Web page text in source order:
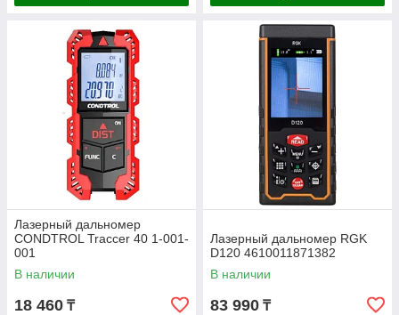
Лазерный дальномер
CONDTROL Traccer 40 1-001-
001
В наличии
18 460 ₸
Лазерный дальномер RGK
D120 4610011871382
В наличии
83 990 ₸